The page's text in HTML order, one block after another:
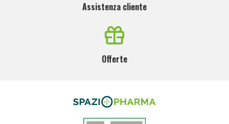
Assistenza cliente
Offerte